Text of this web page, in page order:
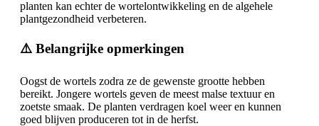
planten kan echter de wortelontwikkeling en de algehele
plantgezondheid verbeteren.
⚠️ Belangrijke opmerkingen
Oogst de wortels zodra ze de gewenste grootte hebben
bereikt. Jongere wortels geven de meest malse textuur en
zoetste smaak. De planten verdragen koel weer en kunnen
goed blijven produceren tot in de herfst.